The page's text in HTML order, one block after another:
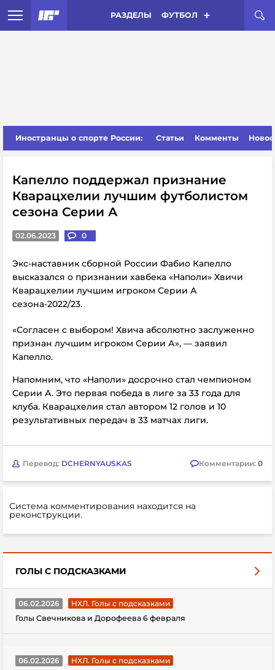
РАЗДЕЛЫ ФУТБОЛ
Иностранцы о спорте России: Статьи Комменты
Капелло поддержал признание
Кварацхелии лучшим футболистом
сезона Серии А
02.06.2023 0
Экс-наставник сборной России Фабио Капелло
высказался о признании хавбека «Наполи» Хвичи
Кварацхелии лучшим игроком Серии А
сезона-2022/23.
«Согласен с выбором! Хвича абсолютно заслуженно
признан лучшим игроком Серии А», — заявил
Капелло.
Напомним, что «Наполи» досрочно стал чемпионом
Серии А. Это первая победа в лиге за 33 года для
клуба. Кварацхелия стал автором 12 голов и 10
результативных передач в 33 матчах лиги.
Перевод: DCHERNYAUSKAS Комментарии: 0
Система комментирования находится на
реконструкции.
ГОЛЫ С ПОДСКАЗКАМИ
06.02.2026
НХЛ. Голы с подсказками
Голы Свечникова и Дорофеева 6 февраля
06.02.2026
НХЛ. Голы с подсказками